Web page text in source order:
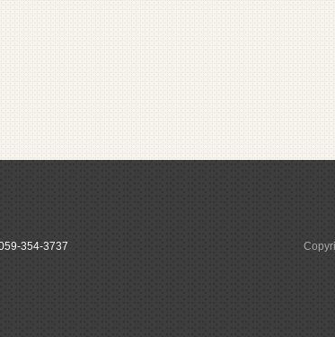
354-3737